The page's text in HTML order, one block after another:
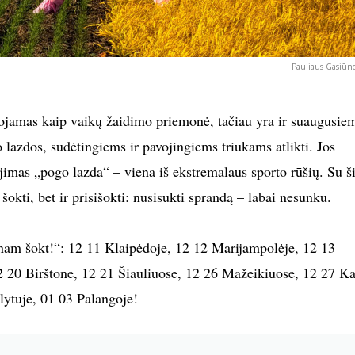
Pauliaus
kaip vaikų žaidimo priemonė, tačiau yra ir
sudėtingiems ir pavojingiems triukams atlikti. Jos
„pogo lazda“ – viena iš ekstremalaus sporto rūšių. Su
bet ir prisišokti: nusisukti sprandą – labai nesunku.
šokt!“: 12 11 Klaipėdoje, 12 12 Marijampolėje, 12 13
Birštone, 12 21 Šiauliuose, 12 26 Mažeikiuose, 12 27
01 03 Palangoje!